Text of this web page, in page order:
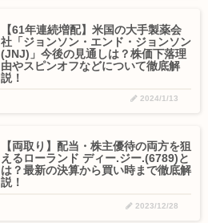
【61年連続増配】米国の大手製薬会
社「ジョンソン・エンド・ジョンソン
(JNJ)」今後の見通しは？株価下落理
由やスピンオフなどについて徹底解
説！
2024/1/13
【両取り】配当・株主優待の両方を狙
えるローランド ディー.ジー.(6789)と
は？最新の決算から買い時まで徹底解
説！
2023/12/28